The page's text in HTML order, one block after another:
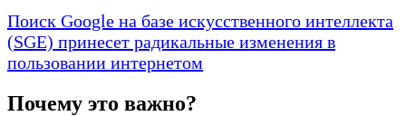
Поиск Google на базе искусственного интеллекта
(SGE) принесет радикальные изменения в
пользовании интернетом
Почему это важно?